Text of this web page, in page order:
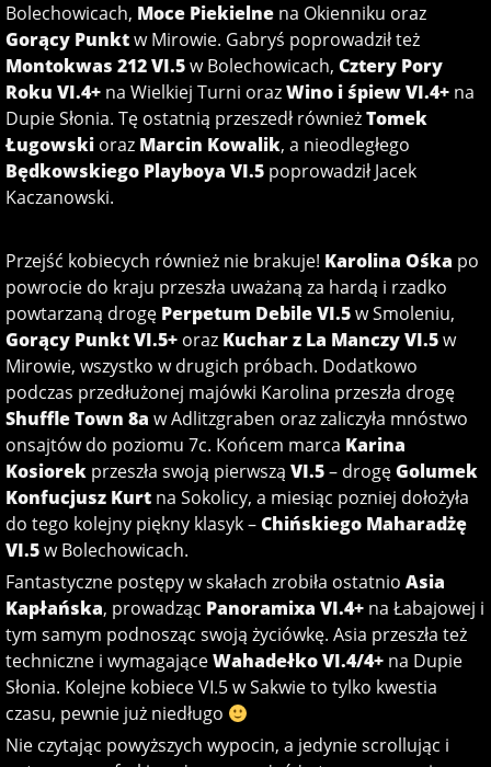
Bolechowicach, Moce Piekielne na Okienniku oraz
Gorący Punktw Mirowie. Gabryś poprowadził też
Montokwas 212 VI.5w Bolechowicach, Cztery Pory
Roku VI.4+ na Wielkiej Turni orazWino i śpiew VI.4+ na
Dupie Słonia. Tę ostatnią przeszedł równieżTomek
Ługowski oraz Marcin Kowalik, a nieodległego
Będkowskiego Playboya VI.5 poprowadził Jacek
Kaczanowski.
Przejść kobiecych również nie brakuje! Karolina Ośka po
powrocie do kraju przeszła uważaną za hardą i rzadko
powtarzaną drogę Perpetum Debile VI.5w Smoleniu,
Gorący Punkt VI.5+ oraz Kuchar z La Manczy VI.5w
Mirowie, wszystko w drugich próbach. Dodatkowo
podczas przedłużonej majówki Karolina przeszła drogę
Shuffle Town 8a w Adlitzgraben oraz zaliczyła mnóstwo
onsajtów do poziomu 7c. Końcem marca Karina
Kosiorek przeszła swoją pierwszą VI.5– drogęGolumek
Konfucjusz Kurt na Sokolicy, a miesiąc pozniej dołożyła
do tego kolejny piękny klasyk –Chińskiego Maharadżę
VI.5w Bolechowicach.
Fantastyczne postępy w skałach zrobiła ostatnio Asia
Kapłańska, prowadząc Panoramixa VI.4+ na Łabajowej i
tym samym podnosząc swoją życiówkę. Asia przeszła też
techniczne i wymagająceWahadełko VI.4/4+ na Dupie
Słonia. Kolejne kobiece VI.5 w Sakwie to tylko kwestia
czasu, pewnie już niedługo
Nie czytając powyższych wypocin, a jedynie scrollując i